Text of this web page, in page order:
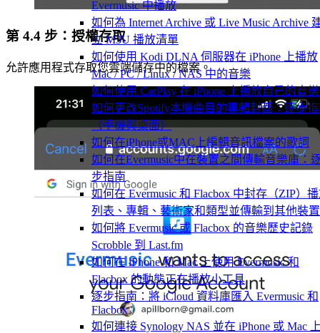
Evermusic 中播放
如何為 Internet Archive 或 Live Music Archive
立 M3U 播放清單
如何使用 Kodi DLNA 伺服器在 iPhone 上播放
Mac / PC / Linux / NAS 中的音樂
如何使用 CarPlay 在 iPhone 上播放自己的音樂
如何更改Spotify本機曲目的專輯封面：逐步
（手機與桌面）
如何在iPhone或MAC上編輯音訊檔案的歌詞
如何在Evermusic中在裝置之間傳輸音樂庫：
步指南
如何在 Evermusic 和 Flacbox 中封存（ZIP）
列表、專輯、藝術家和類型並傳輸到其他裝置
如何將 Evermusic 或 Flacbox 的音樂歷史記錄
Scrobble 到 Last.fm
如何在 iPhone 和 Mac 上使用 Evermusic 和
Flacbox 的動態正在播放小工具
逐步指南：將 iCloud 資料庫匯入 Evermusic 和
Flacbox
如何連接 Synology NAS 並在 iPhone 或 Mac
第 4.4 步：授權存取
允許應用程式存取您雲端儲存中的檔案。